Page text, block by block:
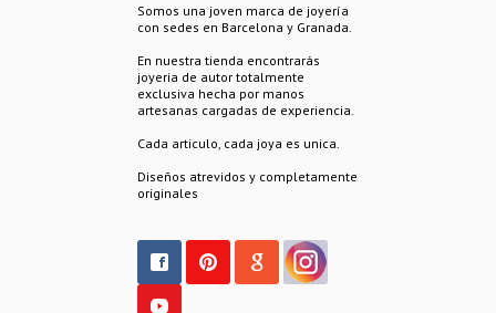
Somos una joven marca de joyería
con sedes en Barcelona y Granada.
En nuestra tienda encontrarás
joyeria de autor totalmente
exclusiva hecha por manos
artesanas cargadas de experiencia.
Cada articulo, cada joya es unica.
Diseños atrevidos y completamente
originales